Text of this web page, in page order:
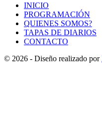
INICIO
PROGRAMACIÓN
QUIENES SOMOS?
TAPAS DE DIARIOS
CONTACTO
© 2026 - Diseño realizado por